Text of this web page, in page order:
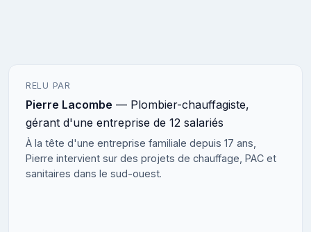
RELU PAR
Pierre Lacombe — Plombier-chauffagiste,
gérant d'une entreprise de 12 salariés
À la tête d'une entreprise familiale depuis 17 ans,
Pierre intervient sur des projets de chauffage, PAC et
sanitaires dans le sud-ouest.